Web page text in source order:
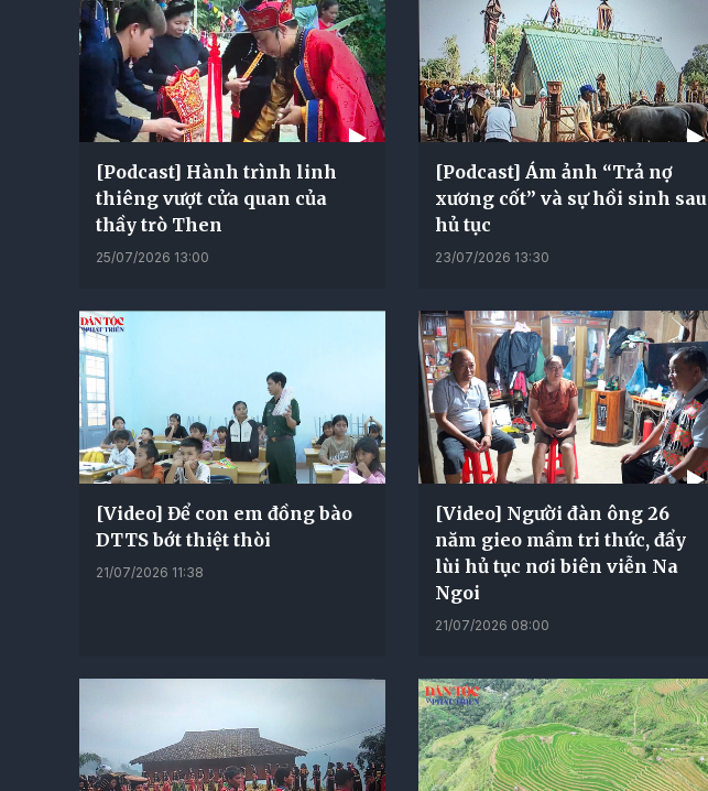
[Podcast] Hành trình linh
thiêng vượt cửa quan của
thầy trò Then
25/07/2026 13:00
[Podcast] Ám ảnh “Trả nợ
xương cốt” và sự hồi sinh sau
hủ tục
23/07/2026 13:30
[Video] Để con em đồng bào
DTTS bớt thiệt thòi
21/07/2026 11:38
[Video] Người đàn ông 26
năm gieo mầm tri thức, đẩy
lùi hủ tục nơi biên viễn Na
Ngoi
21/07/2026 08:00